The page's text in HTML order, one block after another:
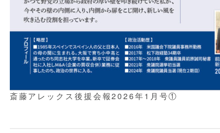
斎藤アレックス後援会報2026年1月号①